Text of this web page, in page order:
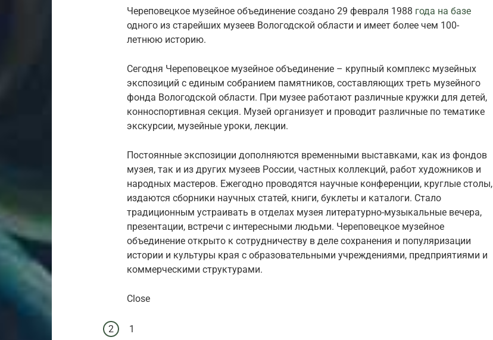
Череповецкое музейное объединение создано 29 февраля 1988 года на базе
одного из старейших музеев Вологодской области и имеет более чем 100-
летнюю историю.
Сегодня Череповецкое музейное объединение – крупный комплекс музейных
экспозиций с единым собранием памятников, составляющих треть музейного
фонда Вологодской области. При музее работают различные кружки для детей,
конноспортивная секция. Музей организует и проводит различные по тематике
экскурсии, музейные уроки, лекции.
Постоянные экспозиции дополняются временными выставками, как из фондов
музея, так и из других музеев России, частных коллекций, работ художников и
народных мастеров. Ежегодно проводятся научные конференции, круглые столы,
издаются сборники научных статей, книги, буклеты и каталоги. Стало
традиционным устраивать в отделах музея литературно-музыкальные вечера,
презентации, встречи с интересными людьми. Череповецкое музейное
объединение открыто к сотрудничеству в деле сохранения и популяризации
истории и культуры края с образовательными учреждениями, предприятиями и
коммерческими структурами.
Close
1